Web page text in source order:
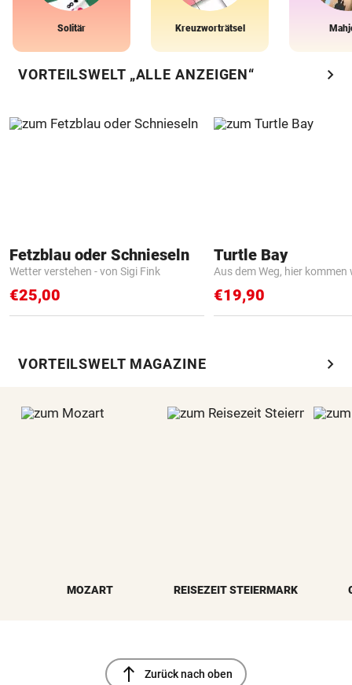
Solitär Kreuzworträtsel
VORTEILSWELT „ALLE ANZEIGEN“ chevron_right
Fetzblau oder Schnieseln
Wetter verstehen - von Sigi Fink
€25,00
Turtle Bay
Aus dem Weg, hier kommen
€19,90
VORTEILSWELT MAGAZINE chevron_right
MOZART REISEZEIT STEIERMARK
north Zurück nach oben